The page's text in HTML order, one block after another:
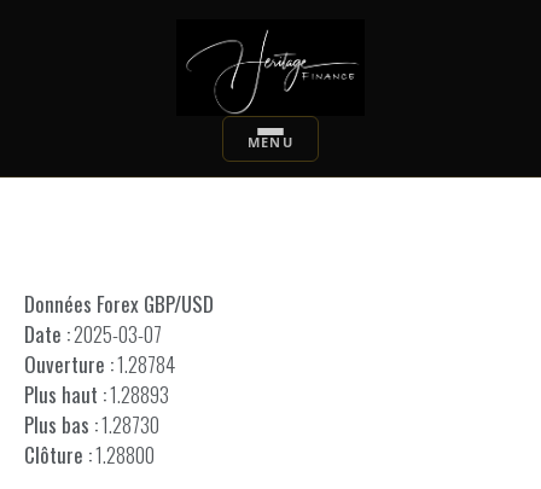
Données Forex GBP/USD
Date :2025-03-07
Ouverture :1.28784
Plus haut :1.28893
Plus bas :1.28730
Clôture :1.28800